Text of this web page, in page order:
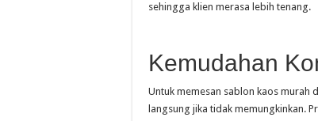
sehingga klien merasa lebih tenang.
Kemudahan
Untuk memesan sablon kaos murah
langsung jika tidak memungkinkan.